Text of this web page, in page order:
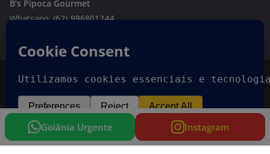
B’s Pipoca Gourmet
Whatsapp:(62) 996801244
Copyright © 2026Goiania Urgente. Todos os direitos
reservados.
Tema:ColorMagpor ThemeGrill. Powered byWordPress
Goiânia Urgente Instagram